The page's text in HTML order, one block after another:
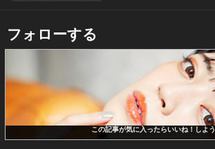
フォローする
この記事が気に入ったらいいね！しよう